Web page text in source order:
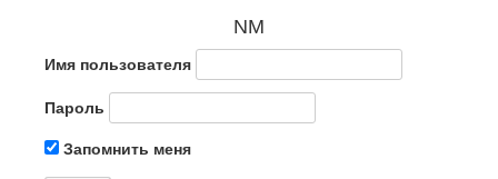
NM
Имя пользователя
Пароль
Запомнить меня